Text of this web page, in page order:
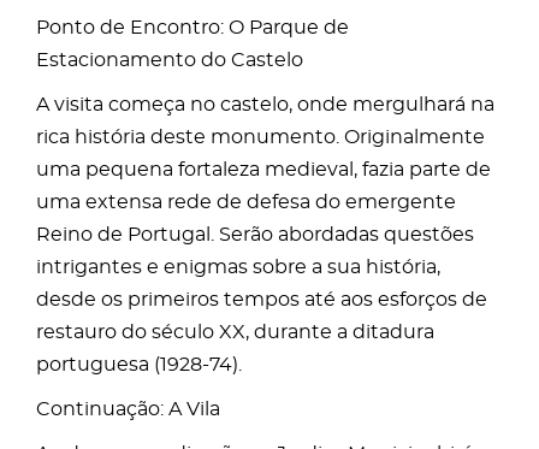
Ponto de Encontro: O Parque de
Estacionamento do Castelo
A visita começa no castelo, onde mergulhará na
rica história deste monumento. Originalmente
uma pequena fortaleza medieval, fazia parte de
uma extensa rede de defesa do emergente
Reino de Portugal. Serão abordadas questões
intrigantes e enigmas sobre a sua história,
desde os primeiros tempos até aos esforços de
restauro do século XX, durante a ditadura
portuguesa (1928-74).
Continuação: A Vila